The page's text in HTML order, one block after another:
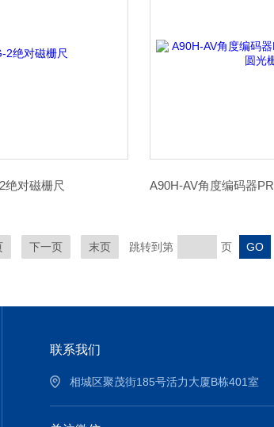
绝对磁栅尺
下一页 末页 跳转到第 页
联系我们
相城区聚茂街185号活力大厦B栋401室